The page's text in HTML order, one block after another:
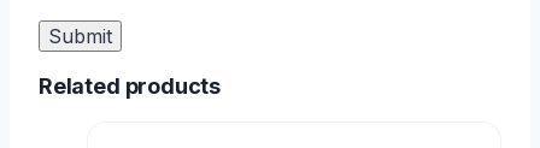
Related products